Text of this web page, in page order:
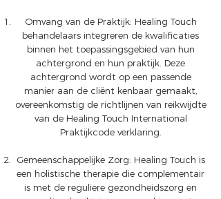
Omvang van de Praktijk: Healing Touch
behandelaars integreren de kwalificaties
binnen het toepassingsgebied van hun
achtergrond en hun praktijk. Deze
achtergrond wordt op een passende
manier aan de cliënt kenbaar gemaakt,
overeenkomstig de richtlijnen van reikwijdte
van de Healing Touch International
Praktijkcode verklaring.
Gemeenschappelijke Zorg: Healing Touch is
een holistische therapie die complementair
is met de reguliere gezondheidszorg en